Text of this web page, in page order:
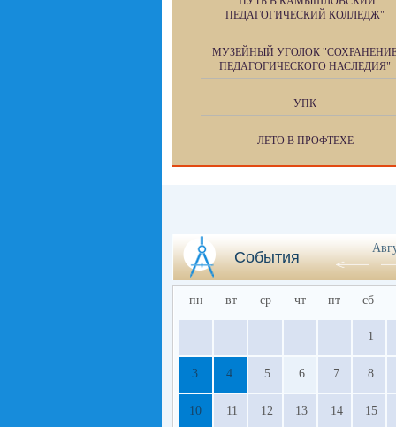
ПЕДАГОГИЧЕСКИЙ КОЛЛЕДЖ"
МУЗЕЙНЫЙ УГОЛОК
ПЕДАГОГИЧЕСКОГО НАСЛЕДИЯ"
УПК
ЛЕТО В ПРОФТЕХЕ
События
пн вт ср чт пт сб
1
3 4 5 6 7 8
10 11 12 13 14 15